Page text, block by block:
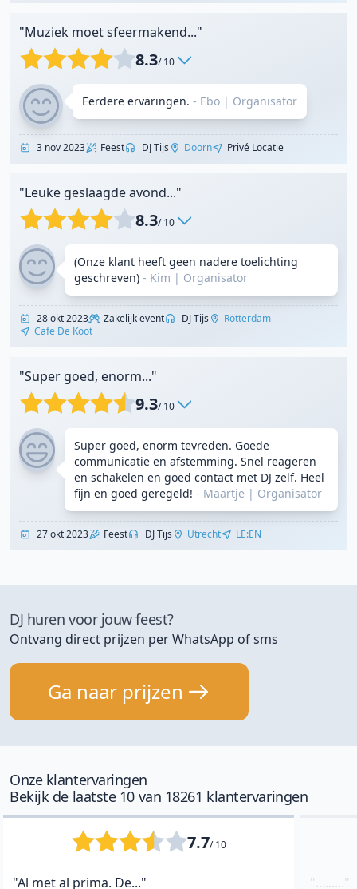
"Muziek moet sfeermakend..."
8.3/ 10
Eerdere ervaringen. - Ebo | Organisator
3 nov 2023 Feest DJ Tijs Doorn Privé Locatie
"Leuke geslaagde avond..."
8.3/ 10
(Onze klant heeft geen nadere toelichting
geschreven) - Kim | Organisator
28 okt 2023 Zakelijk event DJ Tijs
Rotterdam
Cafe De Koot
"Super goed, enorm..."
9.3/ 10
Super goed, enorm tevreden. Goede
communicatie en afstemming. Snel reageren
en schakelen en goed contact met DJ zelf. Heel
fijn en goed geregeld! - Maartje | Organisator
27 okt 2023 Feest DJ Tijs Utrecht LE:EN
DJ huren voor jouw feest?
Ontvang direct prijzen per WhatsApp of sms
Ga naar prijzen
Onze klantervaringen
Bekijk de laatste 10 van 18261 klantervaringen
7.7/ 10
"Al met al prima. De..." "........."